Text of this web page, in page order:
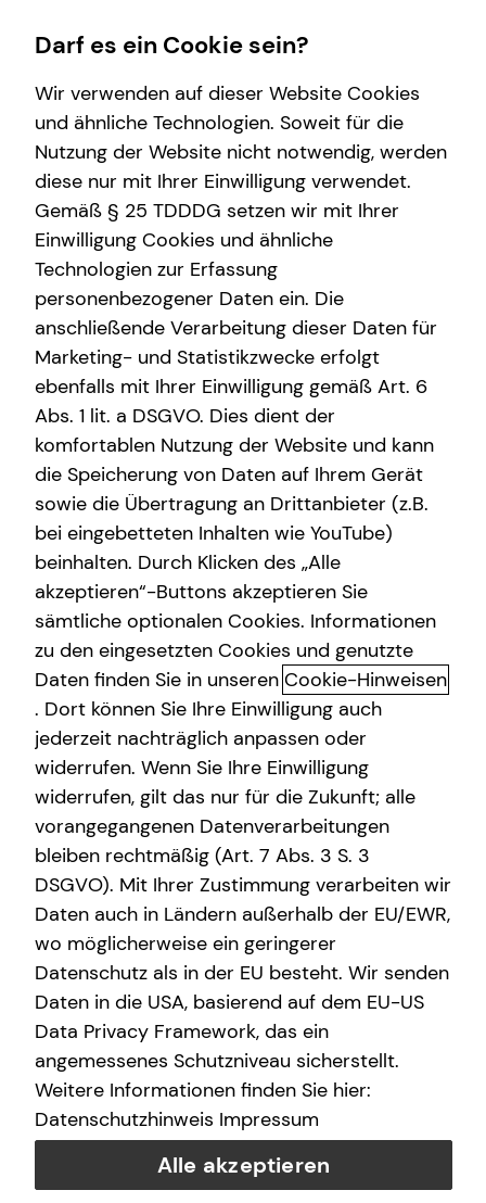
Wissenswertes
Über mich
Über tecis
Finanzberatung
Videoberatung
Spezialisten-Netzwerk
Private Krankenvorsorge
Immobilienfinanzierung
Betriebliche Altersvorsorge
Investment
Kapitalanlage Immobilien
Altersvorsorge
Kindervorsorge
Gewerbliche Versicherungen
Arbeitskraftabsicherung
Sach- und Vermögenssicherung
Service
Kundenportal
Schadenabwicklung
Mit mytecis – Finanzen und
Versicherungen digital verwalten
Mit mytecis hast du deine Finanzen, Versicherungen und
wichtigen Dokumente jederzeit im Blick.
Verwalte deine Verträge, behalte deine Konten und
Depots im Überblick und stehe jederzeit mit mir in
Deine Vorteile mit mytecis:
Darf es ein Cookie sein?
Wir verwenden auf dieser Website Cookies
und ähnliche Technologien. Soweit für die
Nutzung der Website nicht notwendig, werden
diese nur mit Ihrer Einwilligung verwendet.
Gemäß § 25 TDDDG setzen wir mit Ihrer
Einwilligung Cookies und ähnliche
Technologien zur Erfassung
personenbezogener Daten ein. Die
anschließende Verarbeitung dieser Daten für
Marketing- und Statistikzwecke erfolgt
ebenfalls mit Ihrer Einwilligung gemäß Art. 6
Abs. 1 lit. a DSGVO. Dies dient der
komfortablen Nutzung der Website und kann
die Speicherung von Daten auf Ihrem Gerät
sowie die Übertragung an Drittanbieter (z.B.
bei eingebetteten Inhalten wie YouTube)
beinhalten. Durch Klicken des „Alle
akzeptieren“-Buttons akzeptieren Sie
sämtliche optionalen Cookies. Informationen
zu den eingesetzten Cookies und genutzte
Daten finden Sie in unseren Cookie-Hinweisen
. Dort können Sie Ihre Einwilligung auch
jederzeit nachträglich anpassen oder
widerrufen. Wenn Sie Ihre Einwilligung
widerrufen, gilt das nur für die Zukunft; alle
vorangegangenen Datenverarbeitungen
bleiben rechtmäßig (Art. 7 Abs. 3 S. 3
DSGVO). Mit Ihrer Zustimmung verarbeiten wir
Daten auch in Ländern außerhalb der EU/EWR,
wo möglicherweise ein geringerer
Datenschutz als in der EU besteht. Wir senden
Daten in die USA, basierend auf dem EU-US
Data Privacy Framework, das ein
angemessenes Schutzniveau sicherstellt.
Weitere Informationen finden Sie hier:
Datenschutzhinweis Impressum
Alle akzeptieren